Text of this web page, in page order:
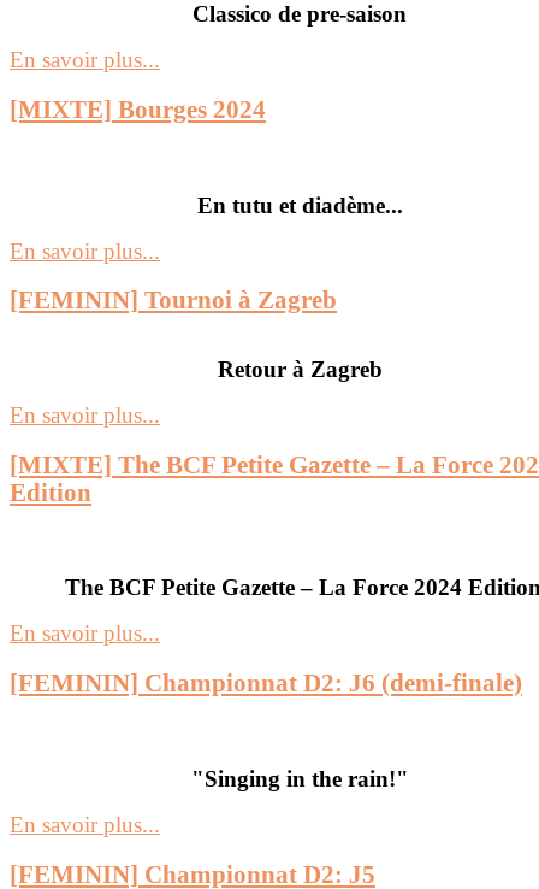
Classico de pre-saison
En savoir plus...
[MIXTE] Bourges 2024
En tutu et diadème...
En savoir plus...
[FEMININ] Tournoi à Zagreb
Retour à Zagreb
En savoir plus...
[MIXTE] The BCF Petite Gazette – La Force
Edition
The BCF Petite Gazette – La Force 2024
En savoir plus...
[FEMININ] Championnat D2: J6 (demi-finale)
"Singing in the rain!"
En savoir plus...
[FEMININ] Championnat D2: J5